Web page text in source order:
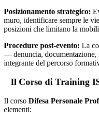
Posizionamento strategico:
muro, identificare sempre le
posizioni che limitano la
Procedure post-evento: La
— denuncia,
integrante del percorso
Il Corso di Training
Il corso Difesa Personale
elementi: